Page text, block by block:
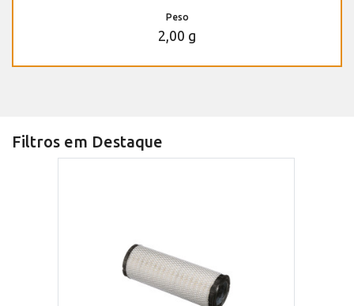
Peso
2,00 g
Filtros em Destaque